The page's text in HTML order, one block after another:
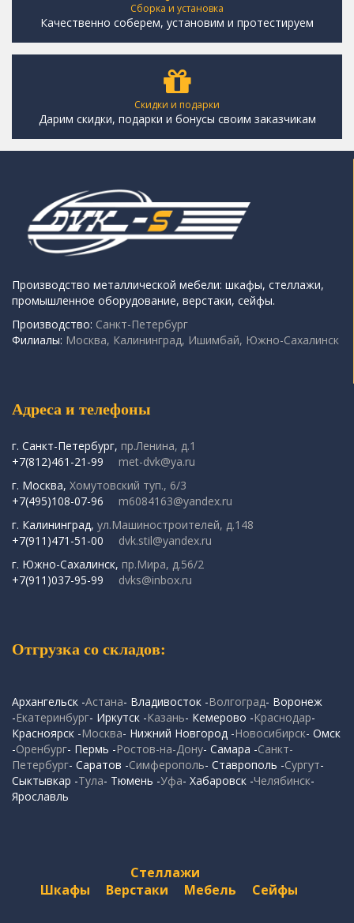
Сборка и установка
Качественно соберем, установим и протестируем
Скидки и подарки
Дарим скидки, подарки и бонусы своим заказчикам
Производство металлической мебели: шкафы, стеллажи,
промышленное оборудование, верстаки, сейфы.
Производство: Санкт-Петербург
Филиалы: Москва, Калининград, Ишимбай, Южно-Сахалинск
Адреса и телефоны
г. Санкт-Петербург, пр.Ленина, д.1
+7(812)461-21-99
met-dvk@ya.ru
г. Москва, Хомутовский туп., 6/3
+7(495)108-07-96
m6084163@yandex.ru
г. Калининград, ул.Машиностроителей, д.148
+7(911)471-51-00
dvk.stil@yandex.ru
г. Южно-Сахалинск, пр.Мира, д.56/2
+7(911)037-95-99
dvks@inbox.ru
Отгрузка со складов:
Архангельск -Астана- Владивосток -Волгоград- Воронеж
-Екатеринбург- Иркутск -Казань- Кемерово -Краснодар-
Красноярск -Москва- Нижний Новгород -Новосибирск- Омск
-Оренбург- Пермь -Ростов-на-Дону- Самара -Санкт-
Петербург- Саратов -Симферополь- Ставрополь -Сургут-
Сыктывкар -Тула- Тюмень -Уфа- Хабаровск -Челябинск-
Ярославль
Стеллажи
Шкафы
Верстаки Мебель Сейфы